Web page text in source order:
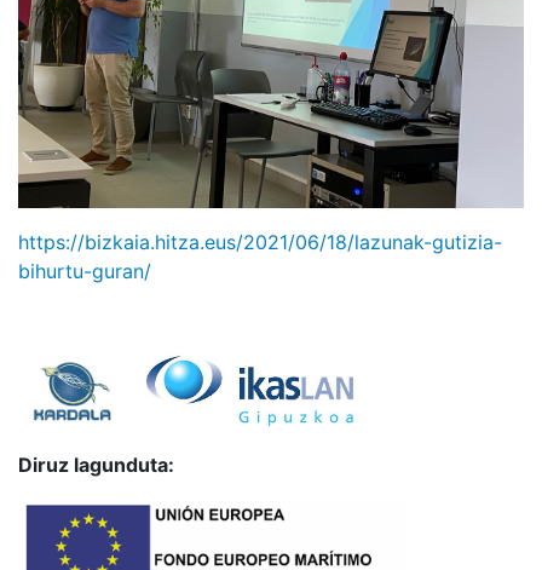
https://bizkaia.hitza.eus/2021/06/18/lazunak-gutizia-
bihurtu-guran/
Diruz lagunduta: